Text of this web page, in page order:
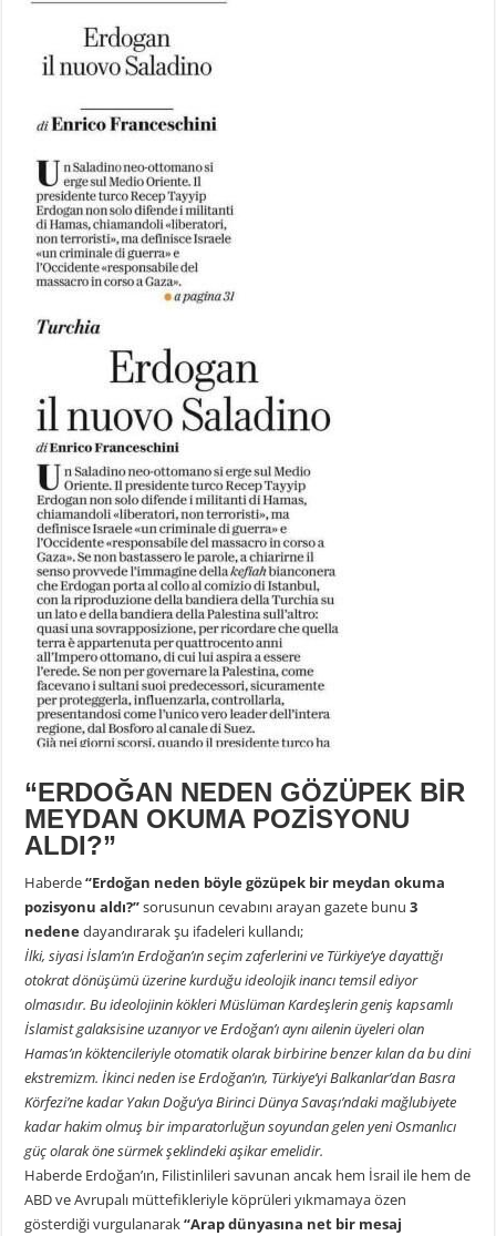
“ERDOĞAN NEDEN GÖZÜPEK BİR
MEYDAN OKUMA POZİSYONU
ALDI?”
Haberde“Erdoğan neden böyle gözüpek bir meydan okuma
pozisyonu aldı?”sorusunun cevabını arayan gazete bunu3
nedenedayandırarak şu ifadeleri kullandı;
İlki, siyasi İslam’ın Erdoğan’ın seçim zaferlerini ve Türkiye’ye dayattığı
otokrat dönüşümü üzerine kurduğu ideolojik inancı temsil ediyor
olmasıdır. Bu ideolojinin kökleri Müslüman Kardeşlerin geniş kapsamlı
İslamist galaksisine uzanıyor ve Erdoğan’ı aynı ailenin üyeleri olan
Hamas’ın köktencileriyle otomatik olarak birbirine benzer kılan da bu dini
ekstremizm. İkinci neden ise Erdoğan’ın, Türkiye’yi Balkanlar’dan Basra
Körfezi’ne kadar Yakın Doğu’ya Birinci Dünya Savaşı’ndaki mağlubiyete
kadar hakim olmuş bir imparatorluğun soyundan gelen yeni Osmanlıcı
güç olarak öne sürmek şeklindeki aşikar emelidir.
Haberde Erdoğan’ın, Filistinlileri savunan ancak hem İsrail ile hem de
ABD ve Avrupalı müttefikleriyle köprüleri yıkmamaya özen
gösterdiği vurgulanarak“Arap dünyasına net bir mesaj